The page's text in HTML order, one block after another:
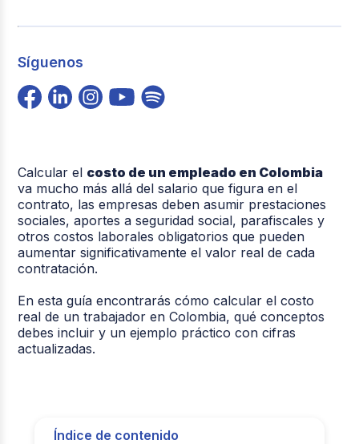
Síguenos
Calcular el costo de un empleado en Colombia
va mucho más allá del salario que figura en el
contrato, las empresas deben asumir prestaciones
sociales, aportes a seguridad social, parafiscales y
otros costos laborales obligatorios que pueden
aumentar significativamente el valor real de cada
contratación.
En esta guía encontrarás cómo calcular el costo
real de un trabajador en Colombia, qué conceptos
debes incluir y un ejemplo práctico con cifras
actualizadas.
Índice de contenido